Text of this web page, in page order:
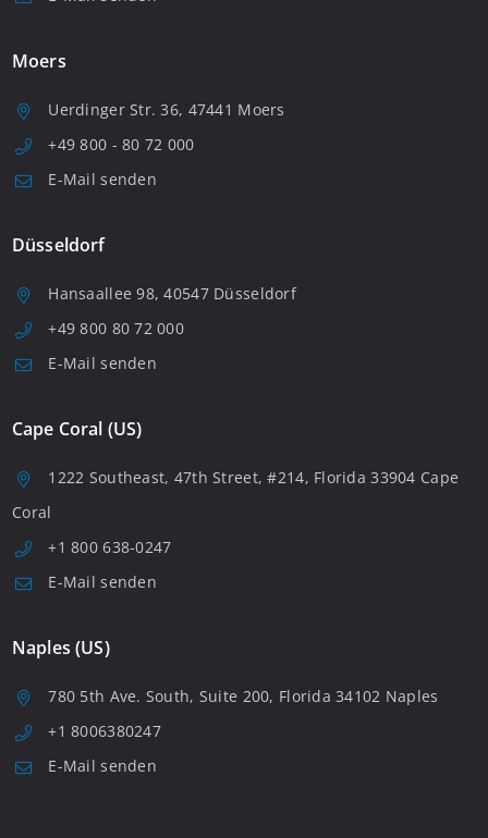
Moers
Uerdinger Str. 36, 47441 Moers
+49 800 - 80 72 000
E-Mail senden
Düsseldorf
Hansaallee 98, 40547 Düsseldorf
+49 800 80 72 000
E-Mail senden
Cape Coral (US)
1222 Southeast, 47th Street, #214, Florida 33904 Cape
Coral
+1 800 638-0247
E-Mail senden
Naples (US)
780 5th Ave. South, Suite 200, Florida 34102 Naples
+1 8006380247
E-Mail senden